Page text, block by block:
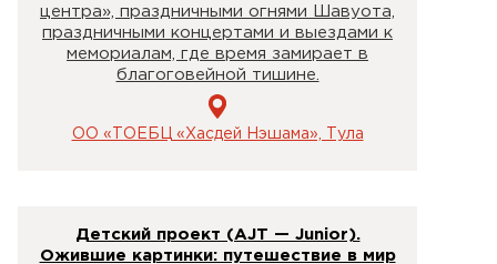
центра», праздничными огнями Шавуота,
праздничными концертами и выездами к
мемориалам, где время замирает в
благоговейной тишине.
ОО «ТОЕБЦ «Хасдей Нэшама», Тула
Детский проект (AJT — Junior).
Ожившие картинки: путешествие в мир